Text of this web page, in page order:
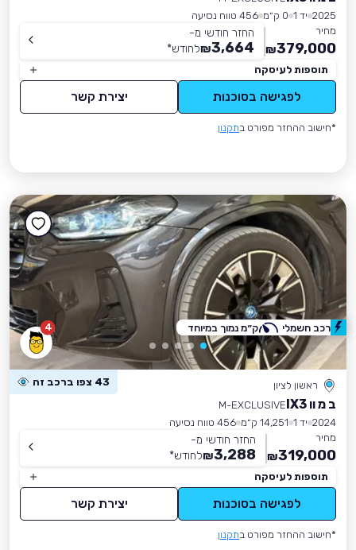
2025 יד 1 0 ק״מ
456 טווח נסיעה
מחיר
379,000
₪
החזר חודשי מ-
3,664
₪לחודש*
תוספות לעיסקה
לפגישה בסוכנות יצירת קשר
*חישוב ההחזר מפורט בתקנון
4
ראשון לציון 43 צפו ברכב זה
ב מ וו IX3
M-EXCLUSIVE
2024 יד 1 14,251 ק״מ
456 טווח נסיעה
מחיר
319,000
₪
החזר חודשי מ-
3,288
₪לחודש*
תוספות לעיסקה
לפגישה בסוכנות יצירת קשר
*חישוב ההחזר מפורט בתקנון
רכב חשמלי ק״מ נמוך במיוחד